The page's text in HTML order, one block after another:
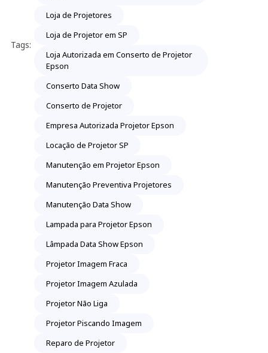
Tags:
Loja de Projetores
Loja de Projetor em SP
Loja Autorizada em Conserto de Projetor
Epson
Conserto Data Show
Conserto de Projetor
Empresa Autorizada Projetor Epson
Locação de Projetor SP
Manutenção em Projetor Epson
Manutenção Preventiva Projetores
Manutenção Data Show
Lampada para Projetor Epson
Lâmpada Data Show Epson
Projetor Imagem Fraca
Projetor Imagem Azulada
Projetor Não Liga
Projetor Piscando Imagem
Reparo de Projetor